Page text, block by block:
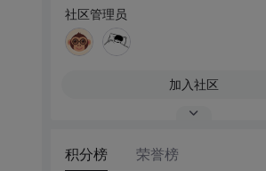
社区管理员
加入社区
积分榜 荣誉榜